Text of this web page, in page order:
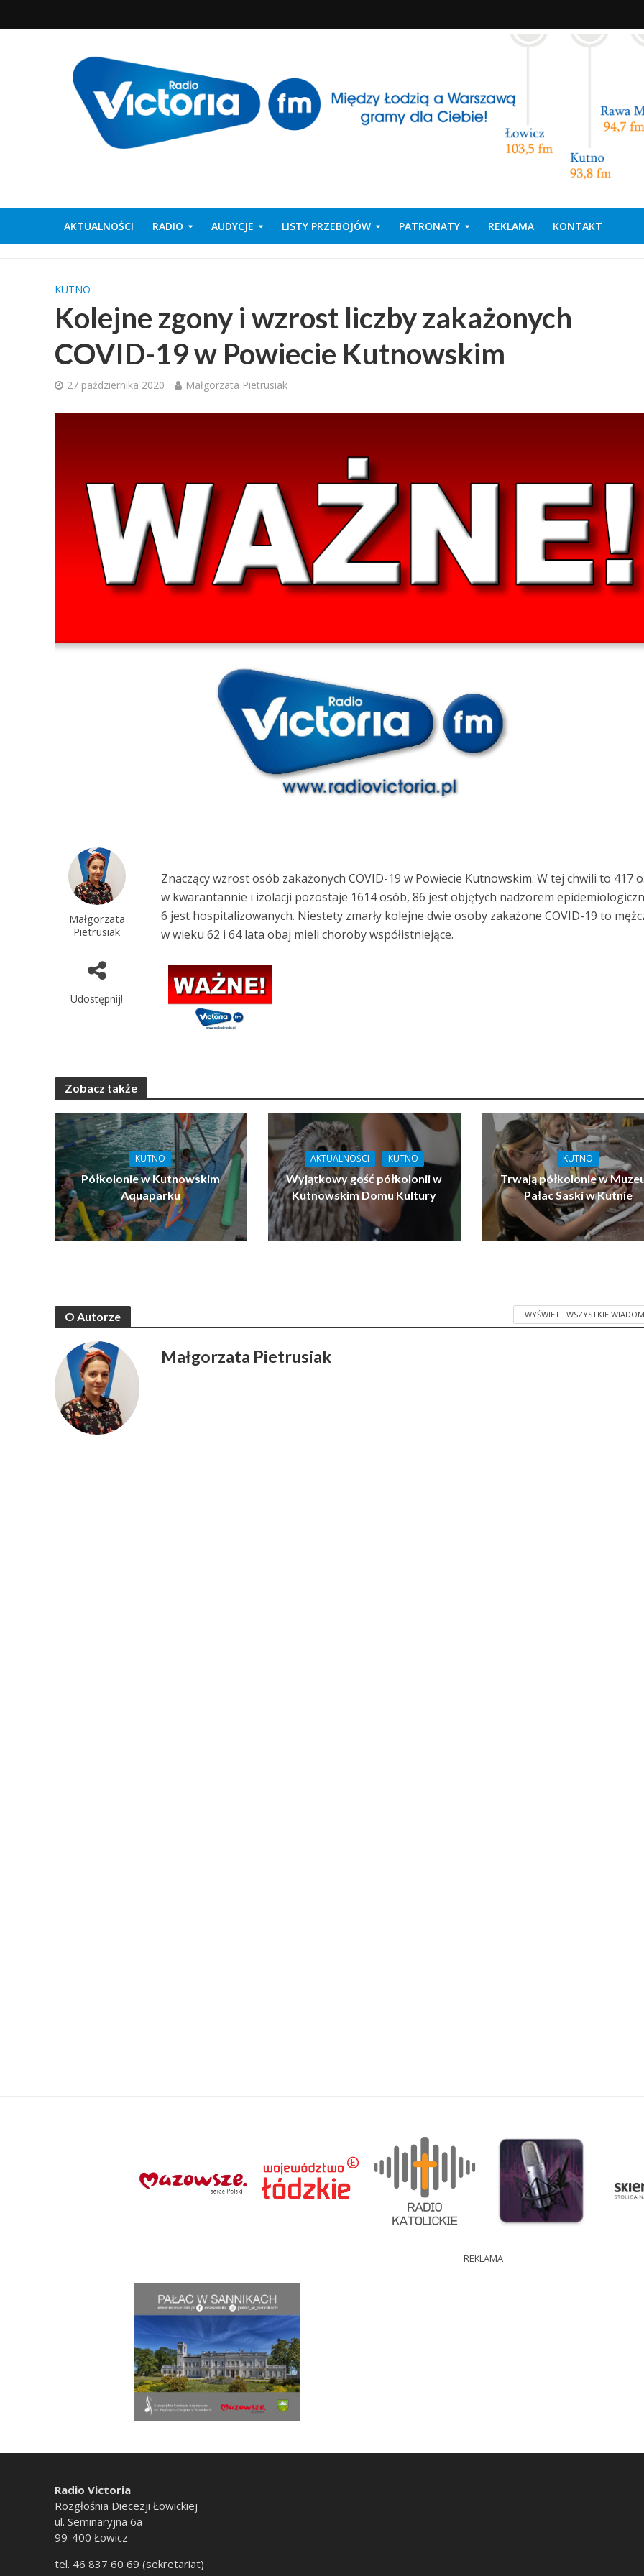
AKTUALNOŚCI RADIO AUDYCJE LISTY PRZEBOJÓW PATRONATY REKLAMA KONTAKT
KUTNO
Kolejne zgony i wzrost liczby zakażonych
COVID-19 w Powiecie Kutnowskim
27 października 2020 Małgorzata Pietrusiak
Małgorzata
Pietrusiak
Udostępnij!
Znaczący wzrost osób zakażonych COVID-19 w Powiecie Kutnowskim. W tej chwili to 417
w kwarantannie i izolacji pozostaje 1614 osób, 86 jest objętych nadzorem
6 jest hospitalizowanych. Niestety zmarły kolejne dwie osoby zakażone COVID-19 to
w wieku 62 i 64 lata obaj mieli choroby współistniejące.
Zobacz także
KUTNO
Półkolonie w Kutnowskim
Aquaparku
AKTUALNOŚCI KUTNO
Wyjątkowy gość półkolonii w
Kutnowskim Domu Kultury
KUTNO
Trwają półkolonie w
Pałac Saski w Kutnie
O Autorze WYŚWIETL WSZYSTKIE
Małgorzata Pietrusiak
REKLAMA
Radio Victoria
Rozgłośnia Diecezji Łowickiej
ul. Seminaryjna 6a
99-400 Łowicz
tel. 46 837 60 69 (sekretariat)